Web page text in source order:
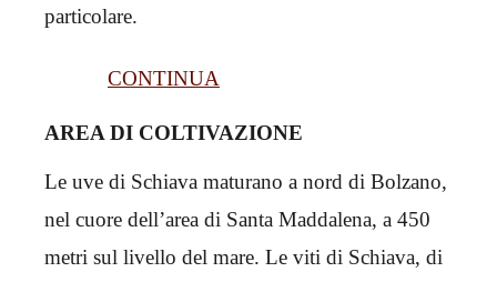
particolare.
CONTINUA
AREA DI COLTIVAZIONE
Le uve di Schiava maturano a nord di Bolzano,
nel cuore dell’area di Santa Maddalena, a 450
metri sul livello del mare. Le viti di Schiava, di